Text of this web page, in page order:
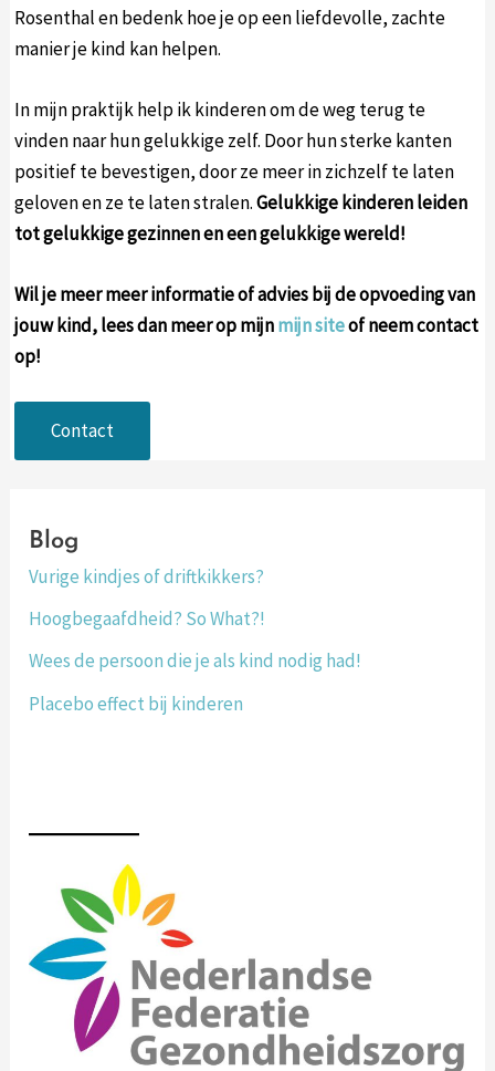
Rosenthal en bedenk hoe je op een liefdevolle, zachte
manier je kind kan helpen.
In mijn praktijk help ik kinderen om de weg terug te
vinden naar hun gelukkige zelf. Door hun sterke kanten
positief te bevestigen, door ze meer in zichzelf te laten
geloven en ze te laten stralen.Gelukkige kinderen leiden
tot gelukkige gezinnen en een gelukkige wereld!
Wil je meer meer informatie of advies bij de opvoeding van
jouw kind, lees dan meer op mijnmijn siteof neem contact
op!
Contact
Blog
Vurige kindjes of driftkikkers?
Hoogbegaafdheid? So What?!
Wees de persoon die je als kind nodig had!
Placebo effect bij kinderen